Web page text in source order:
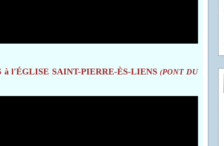
à l'ÉGLISE SAINT-PIERRE-ÈS-LIENS(PONT DU